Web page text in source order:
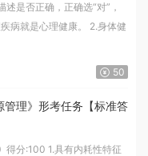
是否正确，正确选“对”，
病就是心理健康。 2.身体健
50
理》​形考任务【标准答
分:100 1.具有内耗性特征